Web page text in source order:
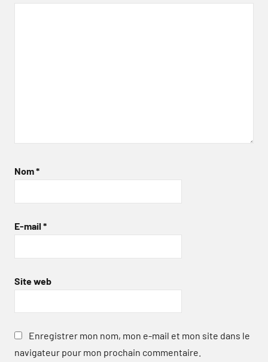
Nom*
E-mail *
Site web
Enregistrer mon nom, mon e-mail et mon site dans le
navigateur pour mon prochain commentaire.